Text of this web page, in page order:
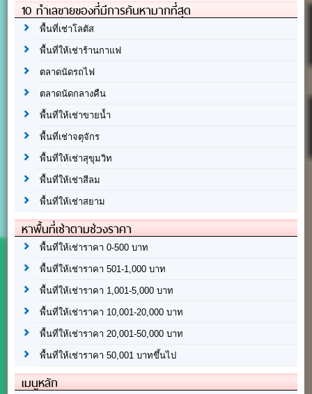
10 ทำเลขายของที่มีการค้นหามากที่สุด
พื้นที่เช่าโลตัส
พื้นที่ให้เช่าร้านกาแฟ
ตลาดนัดรถไฟ
ตลาดนัดกลางคืน
พื้นที่ให้เช่าขายน้ำ
พื้นที่เช่าจตุจักร
พื้นที่ให้เช่าสุขุมวิท
พื้นที่ให้เช่าสีลม
พื้นที่ให้เช่าสยาม
หาพื้นที่เช่าตามช่วงราคา
พื้นที่ให้เช่าราคา 0-500 บาท
พื้นที่ให้เช่าราคา 501-1,000 บาท
พื้นที่ให้เช่าราคา 1,001-5,000 บาท
พื้นที่ให้เช่าราคา 10,001-20,000 บาท
พื้นที่ให้เช่าราคา 20,001-50,000 บาท
พื้นที่ให้เช่าราคา 50,001 บาทขึ้นไป
เมนูหลัก